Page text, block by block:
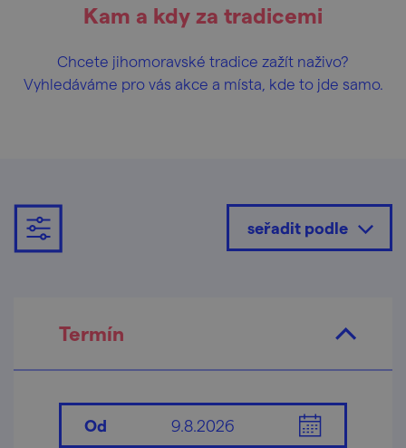
Kam a kdy za tradicemi
Chcete jihomoravské tradice zažít naživo?
Vyhledáváme pro vás akce a místa, kde to jde samo.
seřadit podle
Termín
Od